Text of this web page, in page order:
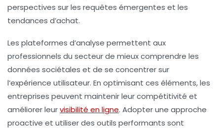
perspectives sur les requêtes émergentes et les
tendances d’achat.
Les plateformes d’analyse permettent aux
professionnels du secteur de mieux comprendre les
données sociétales et de se concentrer sur
l’expérience utilisateur. En optimisant ces éléments, les
entreprises peuvent maintenir leur compétitivité et
améliorer leurvisibilité en ligne. Adopter une approche
proactive et utiliser des outils performants sont